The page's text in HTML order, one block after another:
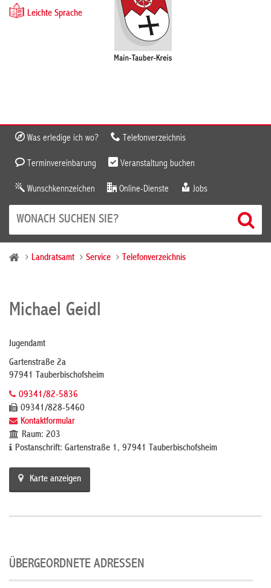
Leichte Sprache
Was erledige ich wo? Telefonverzeichnis
Terminvereinbarung Veranstaltung buchen
Wunschkennzeichen Online-Dienste Jobs
Landratsamt Service Telefonverzeichnis
Michael Geidl
Jugendamt
Gartenstraße 2a
97941 Tauberbischofsheim
09341/82-5836
09341/828-5460
Kontaktformular
Raum: 203
Postanschrift: Gartenstraße 1, 97941 Tauberbischofsheim
Karte anzeigen
ÜBERGEORDNETE ADRESSEN